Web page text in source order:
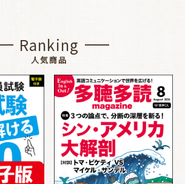
Ranking
人気商品